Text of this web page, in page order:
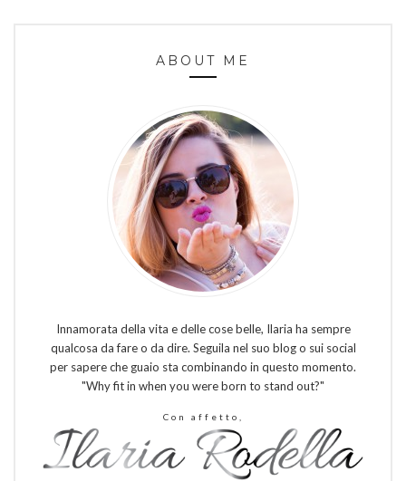
ABOUT ME
Innamorata della vita e delle cose belle, Ilaria ha sempre
qualcosa da fare o da dire. Seguila nel suo blog o sui social
per sapere che guaio sta combinando in questo momento.
"Why fit in when you were born to stand out?"
Con affetto,